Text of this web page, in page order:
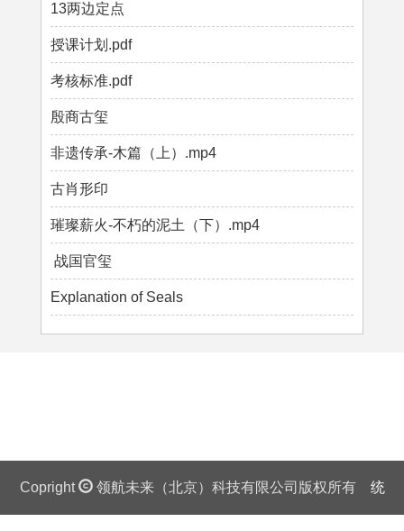
13两边定点
授课计划.pdf
考核标准.pdf
殷商古玺
非遗传承-木篇（上）.mp4
古肖形印
璀璨薪火-不朽的泥土（下）.mp4
战国官玺
Explanation of Seals
Copright 领航未来（北京）科技有限公司版权所有 统